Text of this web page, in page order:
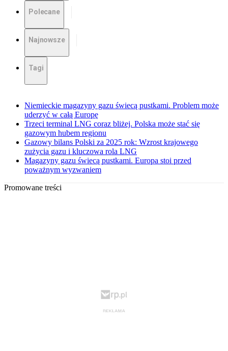
Polecane
Najnowsze
Tagi
Niemieckie magazyny gazu świecą pustkami. Problem może
uderzyć w całą Europę
Trzeci terminal LNG coraz bliżej. Polska może stać się
gazowym hubem regionu
Gazowy bilans Polski za 2025 rok: Wzrost krajowego
zużycia gazu i kluczowa rola LNG
Magazyny gazu świecą pustkami. Europa stoi przed
poważnym wyzwaniem
Promowane treści